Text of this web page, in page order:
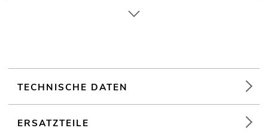
Halbfarben anwählbar, Rainbow-Effekt mit variabler
Shake-Effekt
TECHNISCHE DATEN
ERSATZTEILE